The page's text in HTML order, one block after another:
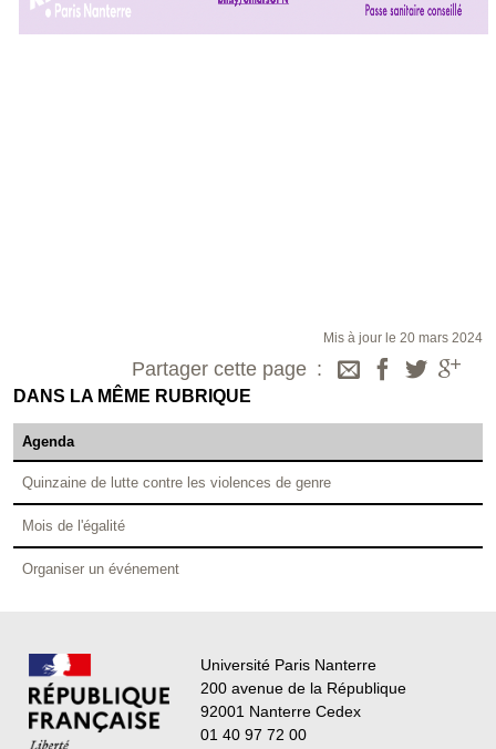
Mis à jour le 20 mars 2024
Partager cette page
DANS LA MÊME RUBRIQUE
Agenda
Quinzaine de lutte contre les violences de genre
Mois de l'égalité
Organiser un événement
Université Paris Nanterre
200 avenue de la République
92001 Nanterre Cedex
01 40 97 72 00